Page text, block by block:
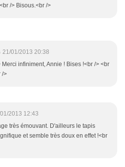
/> Bisous.<br />
21/01/2013 20:38
Merci infiniment, Annie ! Bises !<br /> <br
/>
2013 12:43
très émouvant. D'ailleurs le tapis
et semble très doux en effet !<br